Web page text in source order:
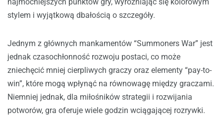
stylem i wyjątkową dbałością o szczegóły.
Jednym z głównych mankamentów “Summoners War” jest
jednak czasochłonność rozwoju postaci, co może
zniechęcić mniej cierpliwych graczy oraz elementy “pay-to-
win”, które mogą wpłynąć na równowagę między graczami.
Niemniej jednak, dla miłośników strategii i rozwijania
potworów, gra oferuje wiele godzin wciągającej rozrywki.